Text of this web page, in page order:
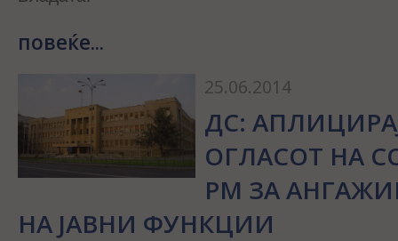
повеќе...
25.06.2014
ДС:
ОГЛАСОТ НА
РМ ЗА
НА ЈАВНИ ФУНКЦИИ